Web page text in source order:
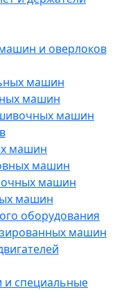
и оверлоков
машин
машин
машин
машин
машин
машин
машин
оборудования
машин
и специальные